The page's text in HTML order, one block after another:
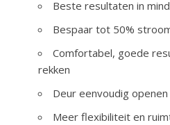
Beste resultaten in
Bespaar tot 50%
Comfortabel, goede
rekken
Deur eenvoudig
Meer flexibiliteit en